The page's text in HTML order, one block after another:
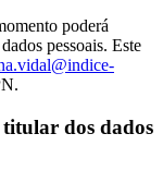
poderá
pessoais. Este
titular dos dados